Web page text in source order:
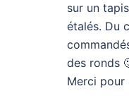
sur un
étalés. Du
des ronds
Merci